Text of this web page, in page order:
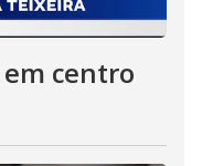
centro